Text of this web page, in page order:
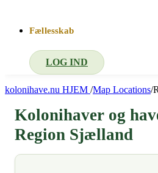
Fællesskab
LOG IND
kolonihave.nu HJEM /Map Locations/
Kolonihaver og
Region Sjælland